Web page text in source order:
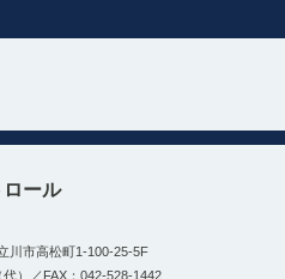
ール
川市高松町1-100-25-5F
）／FAX：042-528-1442